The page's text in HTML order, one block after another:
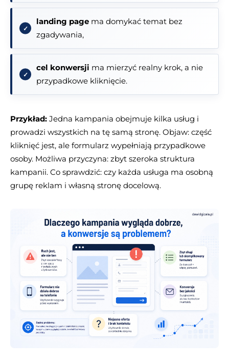
landing page ma domykać temat bez
zgadywania,
cel konwersji ma mierzyć realny krok, a nie
przypadkowe kliknięcie.
Przykład: Jedna kampania obejmuje kilka usług i
prowadzi wszystkich na tę samą stronę. Objaw: część
kliknięć jest, ale formularz wypełniają przypadkowe
osoby. Możliwa przyczyna: zbyt szeroka struktura
kampanii. Co sprawdzić: czy każda usługa ma osobną
grupę reklam i własną stronę docelową.